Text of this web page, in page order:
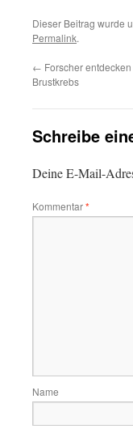
Dieser Beitrag wurde
Permalink.
← Forscher
Brustkrebs
Schreibe
Deine E-Mail-
Kommentar*
Name